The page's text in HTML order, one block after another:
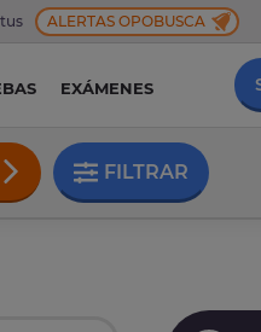
ALERTAS OPOBUSCA
EXÁMENES
FILTRAR